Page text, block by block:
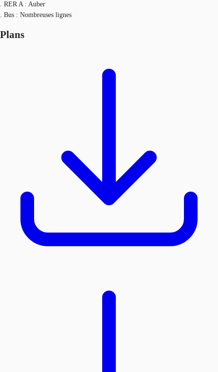
. RER A : Auber
. Bus : Nombreuses lignes
Plans